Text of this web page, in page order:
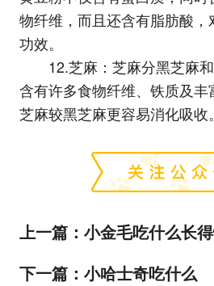
物纤维，而且还含有脂肪酸
功效。
12.芝麻：芝麻分黑芝麻
含有许多食物纤维、铁质及丰
芝麻较黑芝麻更容易消化吸收。
上一篇： 小金毛吃什么长
下一篇： 小哈士奇吃什么